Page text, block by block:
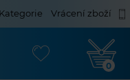
Kategorie Vrácení zboží
0